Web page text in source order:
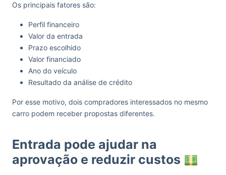
Os principais fatores são:
Perfil financeiro
Valor da entrada
Prazo escolhido
Valor financiado
Ano do veículo
Resultado da análise de crédito
Por esse motivo, dois compradores interessados no mesmo
carro podem receber propostas diferentes.
Entrada pode ajudar na
aprovação e reduzir custos